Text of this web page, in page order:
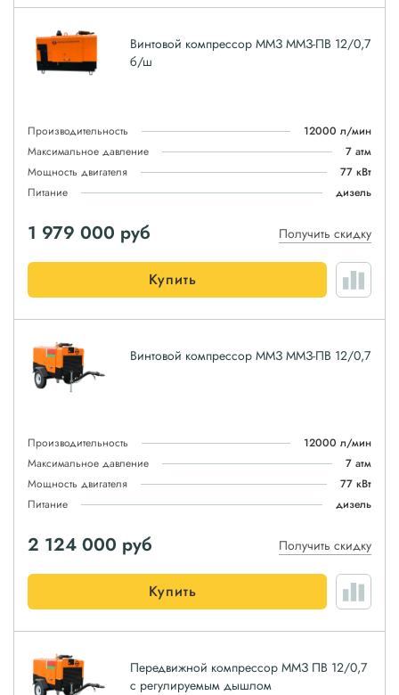
Винтовой компрессор ММЗ ММЗ-ПВ 12/0,7
б/ш
Производительность
12000 л/мин
Максимальное давление
7 атм
Мощность двигателя
77 кВт
Питание
дизель
1 979 000 руб Получить скидку
Купить
Винтовой компрессор ММЗ ММЗ-ПВ 12/0,7
Производительность
12000 л/мин
Максимальное давление
7 атм
Мощность двигателя
77 кВт
Питание
дизель
2 124 000 руб Получить скидку
Купить
Передвижной компрессор ММЗ ПВ 12/0,7
с регулируемым дышлом